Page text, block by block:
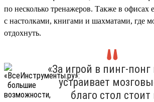
по несколько тренажеров. Также в офисах
с настолками, книгами и шахматами, где
отдохнуть.
«За игрой в пинг-
устраивает
благо стол